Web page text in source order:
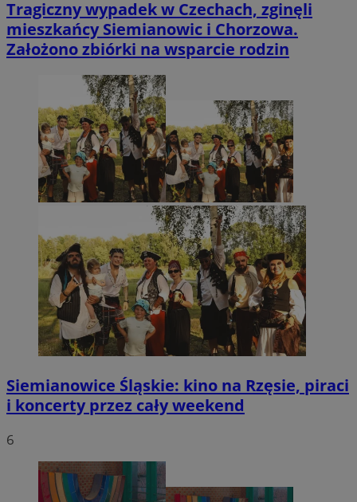
Tragiczny wypadek w Czechach, zginęli
mieszkańcy Siemianowic i Chorzowa.
Założono zbiórki na wsparcie rodzin
Siemianowice Śląskie: kino na Rzęsie, piraci
i koncerty przez cały weekend
6